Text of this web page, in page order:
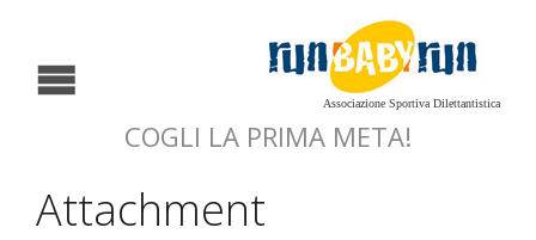
Associazione Sportiva Dilettantistica
COGLI LA PRIMA META!
Attachment